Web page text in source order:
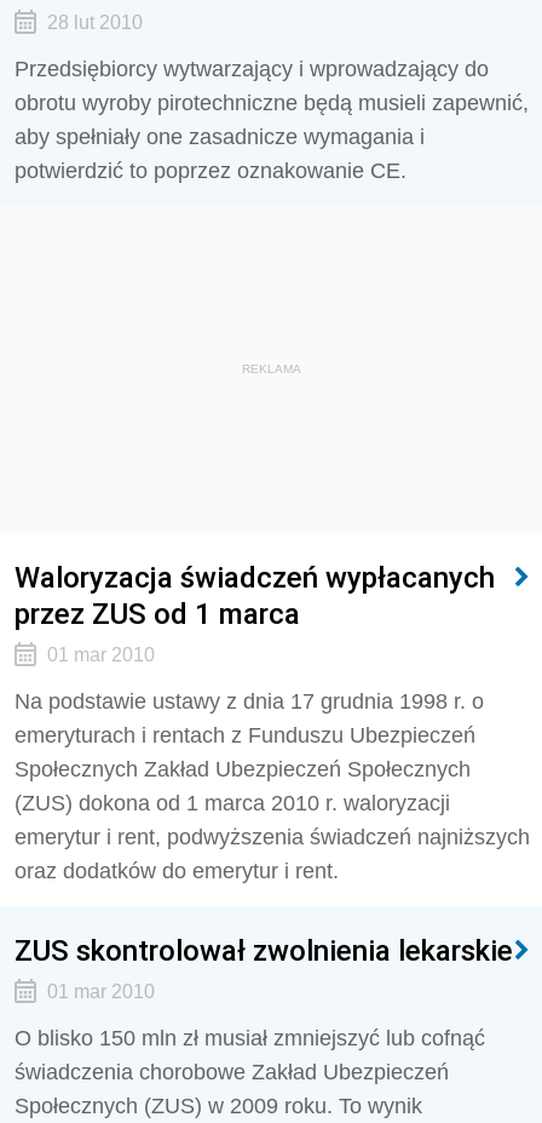
28 lut 2010
Przedsiębiorcy wytwarzający i wprowadzający do
obrotu wyroby pirotechniczne będą musieli zapewnić,
aby spełniały one zasadnicze wymagania i
potwierdzić to poprzez oznakowanie CE.
REKLAMA
Waloryzacja świadczeń wypłacanych
przez ZUS od 1 marca
01 mar 2010
Na podstawie ustawy z dnia 17 grudnia 1998 r. o
emeryturach i rentach z Funduszu Ubezpieczeń
Społecznych Zakład Ubezpieczeń Społecznych
(ZUS) dokona od 1 marca 2010 r. waloryzacji
emerytur i rent, podwyższenia świadczeń najniższych
oraz dodatków do emerytur i rent.
ZUS skontrolował zwolnienia lekarskie
01 mar 2010
O blisko 150 mln zł musiał zmniejszyć lub cofnąć
świadczenia chorobowe Zakład Ubezpieczeń
Społecznych (ZUS) w 2009 roku. To wynik